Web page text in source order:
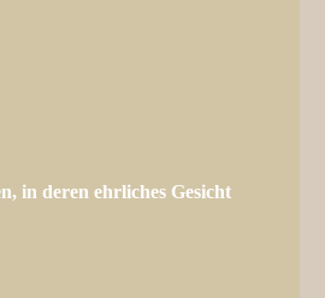
in deren ehrliches Gesicht